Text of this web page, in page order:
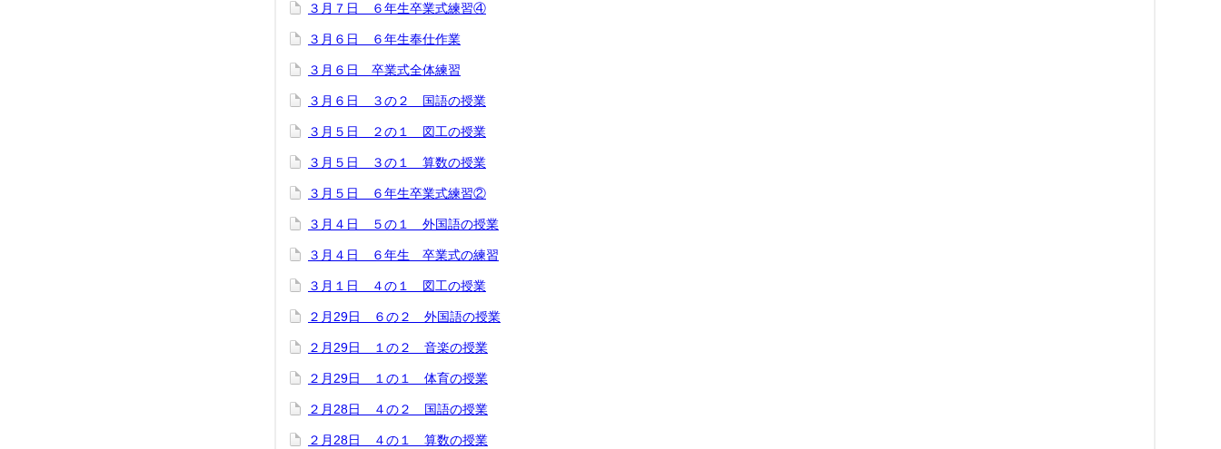
３月７日 ６年生卒業式練習④
３月６日 ６年生奉仕作業
３月６日 卒業式全体練習
３月６日 ３の２ 国語の授業
３月５日 ２の１ 図工の授業
３月５日 ３の１ 算数の授業
３月５日 ６年生卒業式練習②
３月４日 ５の１ 外国語の授業
３月４日 ６年生 卒業式の練習
３月１日 ４の１ 図工の授業
２月29日 ６の２ 外国語の授業
２月29日 １の２ 音楽の授業
２月29日 １の１ 体育の授業
２月28日 ４の２ 国語の授業
２月28日 ４の１ 算数の授業